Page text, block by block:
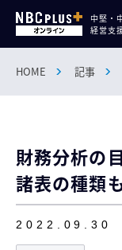
中堅・
経営支
HOME 記事
財務分析の
諸表の種類
2022.09.30